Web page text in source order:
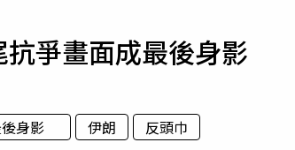
運勢
梅酒
爭畫面成最後身影
身影 伊朗 反頭巾